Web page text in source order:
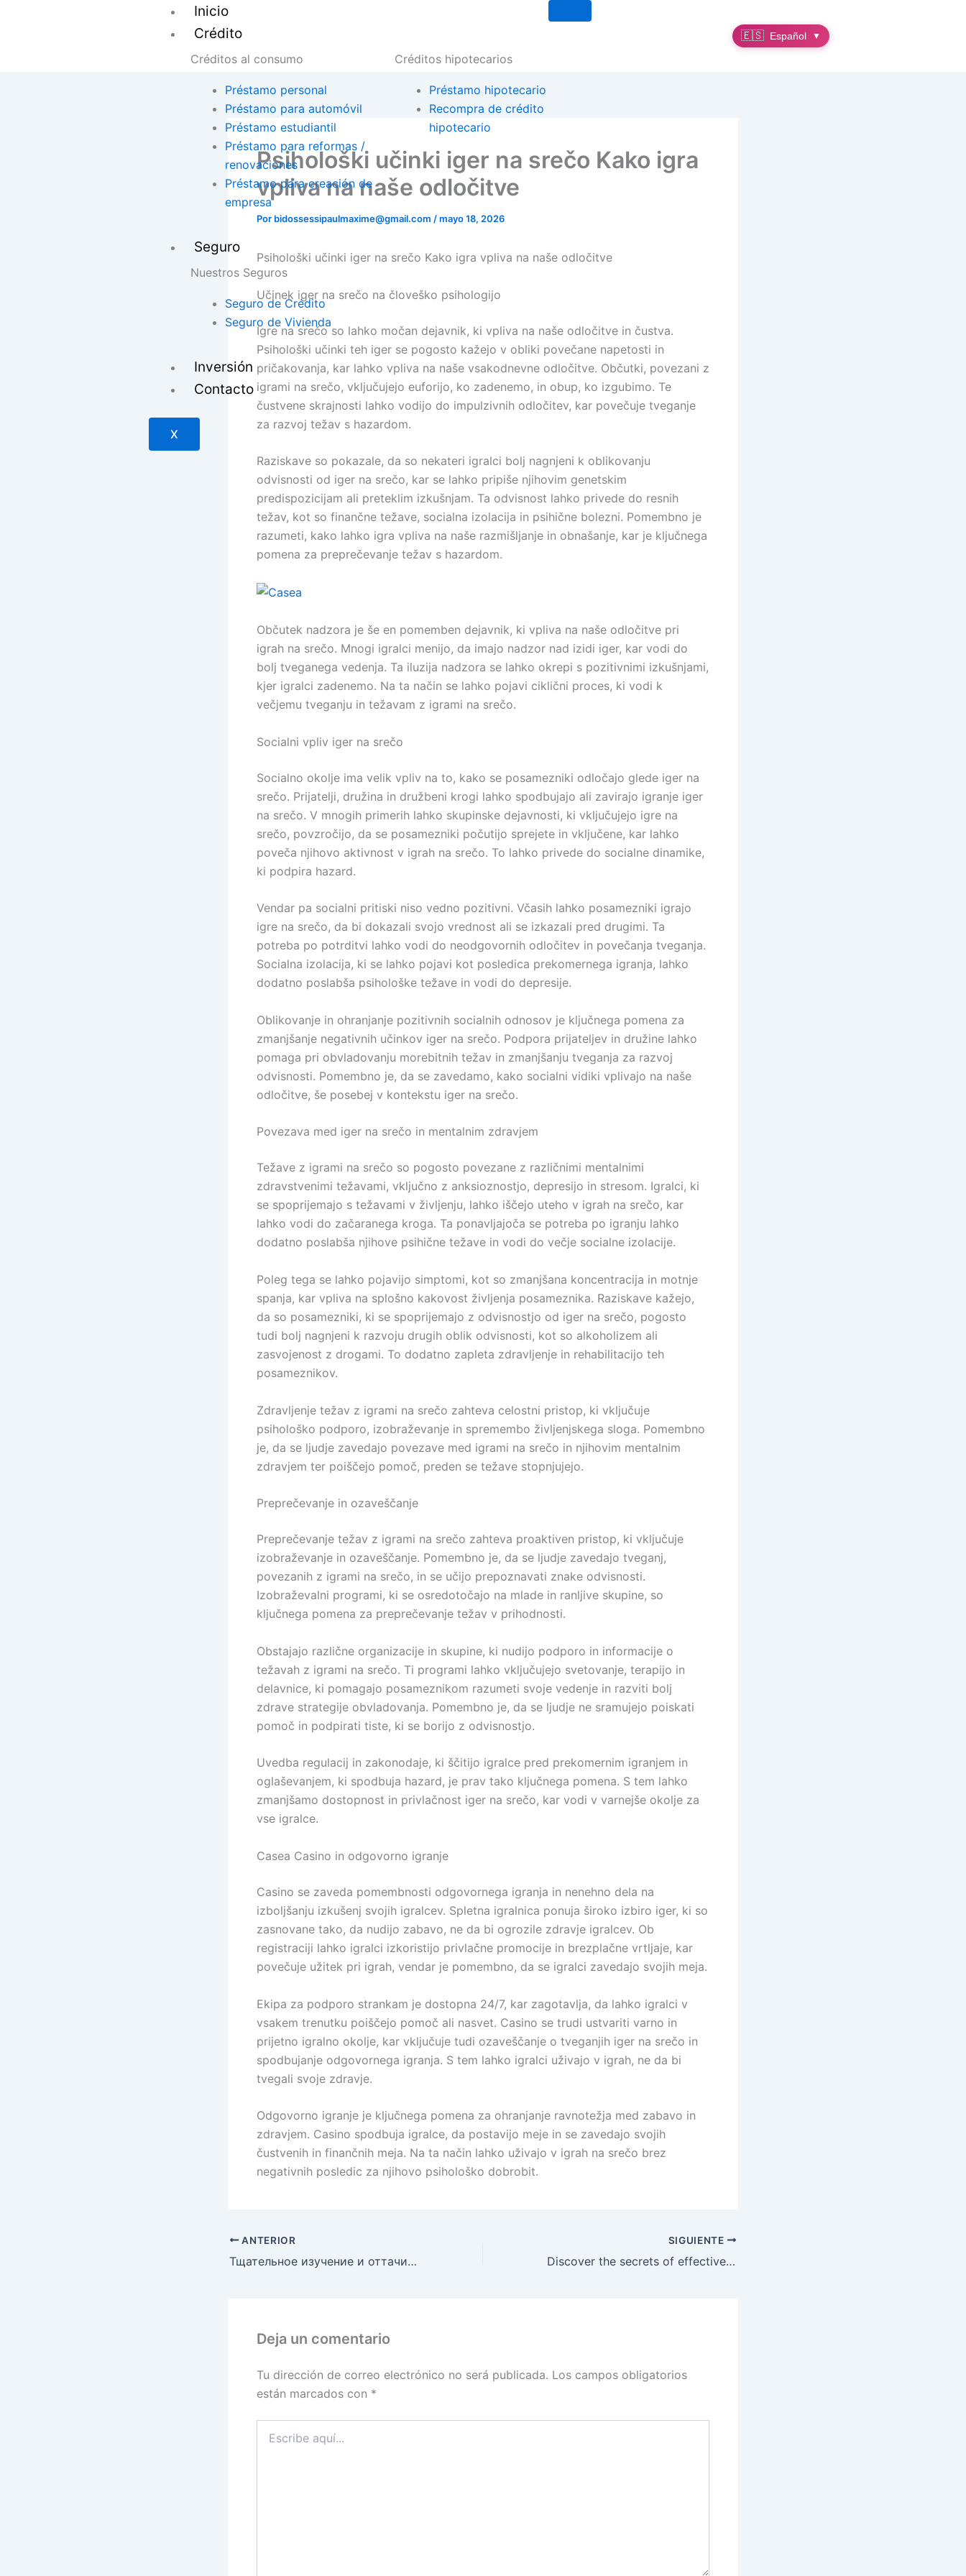
Inicio
Crédito
Créditos al consumo
Préstamo personal
Préstamo para automóvil
Préstamo estudiantil
Préstamo para reformas /
renovaciones
Préstamo para creación de
empresa
Créditos hipotecarios
Préstamo hipotecario
Recompra de crédito
hipotecario
Seguro
Nuestros Seguros
Seguro de Crédito
Seguro de Vivienda
Inversión
Contacto
X
🇪🇸 Español ▼
Psihološki učinki iger na srečo Kako igra
vpliva na naše odločitve
Por bidossessipaulmaxime@gmail.com /mayo 18, 2026
Psihološki učinki iger na srečo Kako igra vpliva na naše odločitve
Učinek iger na srečo na človeško psihologijo
Igre na srečo so lahko močan dejavnik, ki vpliva na naše odločitve in čustva.
Psihološki učinki teh iger se pogosto kažejo v obliki povečane napetosti in
pričakovanja, kar lahko vpliva na naše vsakodnevne odločitve. Občutki, povezani z
igrami na srečo, vključujejo euforijo, ko zadenemo, in obup, ko izgubimo. Te
čustvene skrajnosti lahko vodijo do impulzivnih odločitev, kar povečuje tveganje
za razvoj težav s hazardom.
Raziskave so pokazale, da so nekateri igralci bolj nagnjeni k oblikovanju
odvisnosti od iger na srečo, kar se lahko pripiše njihovim genetskim
predispozicijam ali preteklim izkušnjam. Ta odvisnost lahko privede do resnih
težav, kot so finančne težave, socialna izolacija in psihične bolezni. Pomembno je
razumeti, kako lahko igra vpliva na naše razmišljanje in obnašanje, kar je ključnega
pomena za preprečevanje težav s hazardom.
Občutek nadzora je še en pomemben dejavnik, ki vpliva na naše odločitve pri
igrah na srečo. Mnogi igralci menijo, da imajo nadzor nad izidi iger, kar vodi do
bolj tveganega vedenja. Ta iluzija nadzora se lahko okrepi s pozitivnimi izkušnjami,
kjer igralci zadenemo. Na ta način se lahko pojavi ciklični proces, ki vodi k
večjemu tveganju in težavam z igrami na srečo.
Socialni vpliv iger na srečo
Socialno okolje ima velik vpliv na to, kako se posamezniki odločajo glede iger na
srečo. Prijatelji, družina in družbeni krogi lahko spodbujajo ali zavirajo igranje iger
na srečo. V mnogih primerih lahko skupinske dejavnosti, ki vključujejo igre na
srečo, povzročijo, da se posamezniki počutijo sprejete in vključene, kar lahko
poveča njihovo aktivnost v igrah na srečo. To lahko privede do socialne dinamike,
ki podpira hazard.
Vendar pa socialni pritiski niso vedno pozitivni. Včasih lahko posamezniki igrajo
igre na srečo, da bi dokazali svojo vrednost ali se izkazali pred drugimi. Ta
potreba po potrditvi lahko vodi do neodgovornih odločitev in povečanja tveganja.
Socialna izolacija, ki se lahko pojavi kot posledica prekomernega igranja, lahko
dodatno poslabša psihološke težave in vodi do depresije.
Oblikovanje in ohranjanje pozitivnih socialnih odnosov je ključnega pomena za
zmanjšanje negativnih učinkov iger na srečo. Podpora prijateljev in družine lahko
pomaga pri obvladovanju morebitnih težav in zmanjšanju tveganja za razvoj
odvisnosti. Pomembno je, da se zavedamo, kako socialni vidiki vplivajo na naše
odločitve, še posebej v kontekstu iger na srečo.
Povezava med iger na srečo in mentalnim zdravjem
Težave z igrami na srečo so pogosto povezane z različnimi mentalnimi
zdravstvenimi težavami, vključno z anksioznostjo, depresijo in stresom. Igralci, ki
se spoprijemajo s težavami v življenju, lahko iščejo uteho v igrah na srečo, kar
lahko vodi do začaranega kroga. Ta ponavljajoča se potreba po igranju lahko
dodatno poslabša njihove psihične težave in vodi do večje socialne izolacije.
Poleg tega se lahko pojavijo simptomi, kot so zmanjšana koncentracija in motnje
spanja, kar vpliva na splošno kakovost življenja posameznika. Raziskave kažejo,
da so posamezniki, ki se spoprijemajo z odvisnostjo od iger na srečo, pogosto
tudi bolj nagnjeni k razvoju drugih oblik odvisnosti, kot so alkoholizem ali
zasvojenost z drogami. To dodatno zapleta zdravljenje in rehabilitacijo teh
posameznikov.
Zdravljenje težav z igrami na srečo zahteva celostni pristop, ki vključuje
psihološko podporo, izobraževanje in spremembo življenjskega sloga. Pomembno
je, da se ljudje zavedajo povezave med igrami na srečo in njihovim mentalnim
zdravjem ter poiščejo pomoč, preden se težave stopnjujejo.
Preprečevanje in ozaveščanje
Preprečevanje težav z igrami na srečo zahteva proaktiven pristop, ki vključuje
izobraževanje in ozaveščanje. Pomembno je, da se ljudje zavedajo tveganj,
povezanih z igrami na srečo, in se učijo prepoznavati znake odvisnosti.
Izobraževalni programi, ki se osredotočajo na mlade in ranljive skupine, so
ključnega pomena za preprečevanje težav v prihodnosti.
Obstajajo različne organizacije in skupine, ki nudijo podporo in informacije o
težavah z igrami na srečo. Ti programi lahko vključujejo svetovanje, terapijo in
delavnice, ki pomagajo posameznikom razumeti svoje vedenje in razviti bolj
zdrave strategije obvladovanja. Pomembno je, da se ljudje ne sramujejo poiskati
pomoč in podpirati tiste, ki se borijo z odvisnostjo.
Uvedba regulacij in zakonodaje, ki ščitijo igralce pred prekomernim igranjem in
oglaševanjem, ki spodbuja hazard, je prav tako ključnega pomena. S tem lahko
zmanjšamo dostopnost in privlačnost iger na srečo, kar vodi v varnejše okolje za
vse igralce.
Casea Casino in odgovorno igranje
Casino se zaveda pomembnosti odgovornega igranja in nenehno dela na
izboljšanju izkušenj svojih igralcev. Spletna igralnica ponuja široko izbiro iger, ki so
zasnovane tako, da nudijo zabavo, ne da bi ogrozile zdravje igralcev. Ob
registraciji lahko igralci izkoristijo privlačne promocije in brezplačne vrtljaje, kar
povečuje užitek pri igrah, vendar je pomembno, da se igralci zavedajo svojih meja.
Ekipa za podporo strankam je dostopna 24/7, kar zagotavlja, da lahko igralci v
vsakem trenutku poiščejo pomoč ali nasvet. Casino se trudi ustvariti varno in
prijetno igralno okolje, kar vključuje tudi ozaveščanje o tveganjih iger na srečo in
spodbujanje odgovornega igranja. S tem lahko igralci uživajo v igrah, ne da bi
tvegali svoje zdravje.
Odgovorno igranje je ključnega pomena za ohranjanje ravnotežja med zabavo in
zdravjem. Casino spodbuja igralce, da postavijo meje in se zavedajo svojih
čustvenih in finančnih meja. Na ta način lahko uživajo v igrah na srečo brez
negativnih posledic za njihovo psihološko dobrobit.
ANTERIOR
Тщательное изучение и оттачивание преимуществ пинко для опытного игрока
SIGUIENTE
Discover the secrets of effective budget management at Malina Casino Kasyna oferują nie tylko ekscytujące gry, ale także
Deja un comentario
Tu dirección de correo electrónico no será publicada. Los campos obligatorios
están marcados con *
aquí...